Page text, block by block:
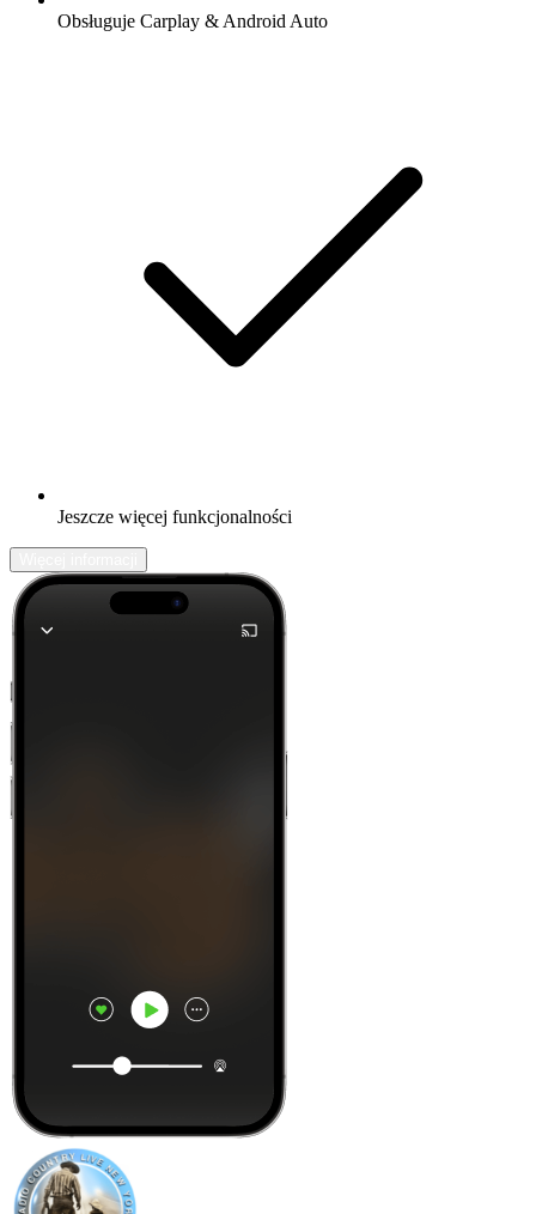
Obsługuje Carplay & Android Auto
Jeszcze więcej funkcjonalności